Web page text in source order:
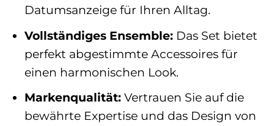
Datumsanzeige für Ihren Alltag.
Vollständiges Ensemble:Das Set bietet
perfekt abgestimmte Accessoires für
einen harmonischen Look.
Markenqualität:Vertrauen Sie auf die
bewährte Expertise und das Design von